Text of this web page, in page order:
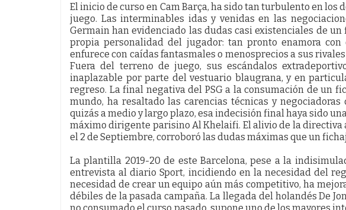
El inicio de curso en Cam Barça, ha sido tan turbulento en los
juego. Las interminables idas y venidas en las
Germain han evidenciado las dudas casi existenciales de
propia personalidad del jugador: tan pronto enamora con
enfurece con caídas fantasmales o menosprecios a sus
Fuera del terreno de juego, sus escándalos
inaplazable por parte del vestuario blaugrana, y en
regreso. La final negativa del PSG a la consumación de un
mundo, ha resaltado las carencias técnicas y
quizás a medio y largo plazo, esa indecisión final haya sido
máximo dirigente parisino Al Khelaifi. El alivio de la
el 2 de Septiembre, corroboró las dudas máximas que un
La plantilla 2019-20 de este Barcelona, pese a la
entrevista al diario Sport, incidiendo en la necesidad del
necesidad de crear un equipo aún más competitivo, ha
débiles de la pasada campaña. La llegada del holandés De